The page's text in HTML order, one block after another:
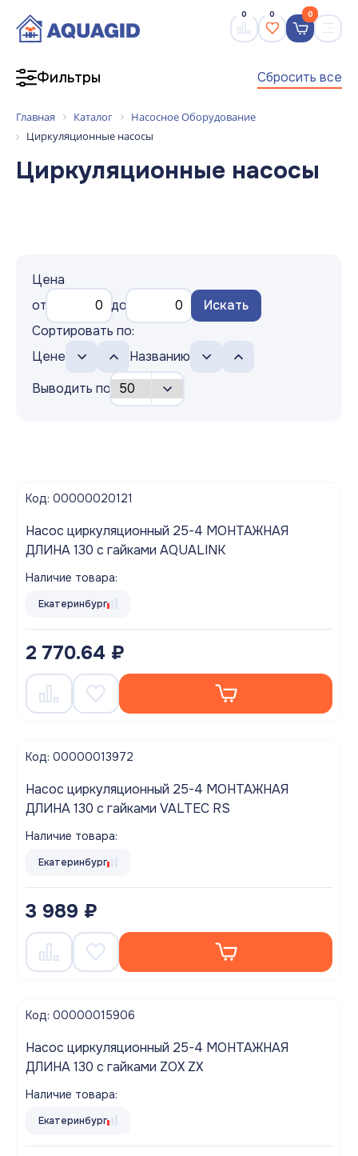
0 0 0
Фильтры Сбросить все
Главная Каталог
Насосное Оборудование
Циркуляционные насосы
Циркуляционные насосы
Цена
от
до
Искать
Сортировать по:
Цене
Названию
Выводить по
Код: 00000020121
Насос циркуляционный 25-4 МОНТАЖНАЯ
ДЛИНА 130 с гайками AQUALINK
Наличие товара:
Екатеринбург
2 770.64 ₽
Код: 00000013972
Насос циркуляционный 25-4 МОНТАЖНАЯ
ДЛИНА 130 с гайками VALTEC RS
Наличие товара:
Екатеринбург
3 989 ₽
Код: 00000015906
Насос циркуляционный 25-4 МОНТАЖНАЯ
ДЛИНА 130 с гайками ZOX ZX
Наличие товара:
Екатеринбург